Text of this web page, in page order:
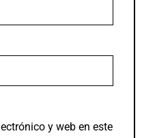
y web en este